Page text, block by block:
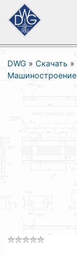
DWG » Скачать »
Машиностроение